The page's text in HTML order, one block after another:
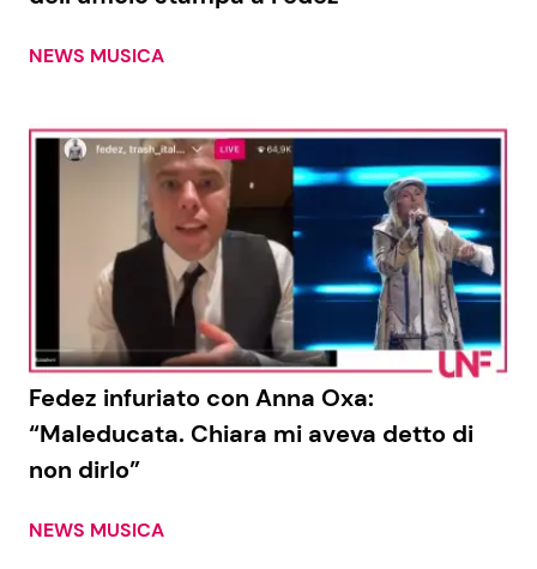
NEWS MUSICA
Fedez infuriato con Anna Oxa:
“Maleducata. Chiara mi aveva detto di
non dirlo”
NEWS MUSICA